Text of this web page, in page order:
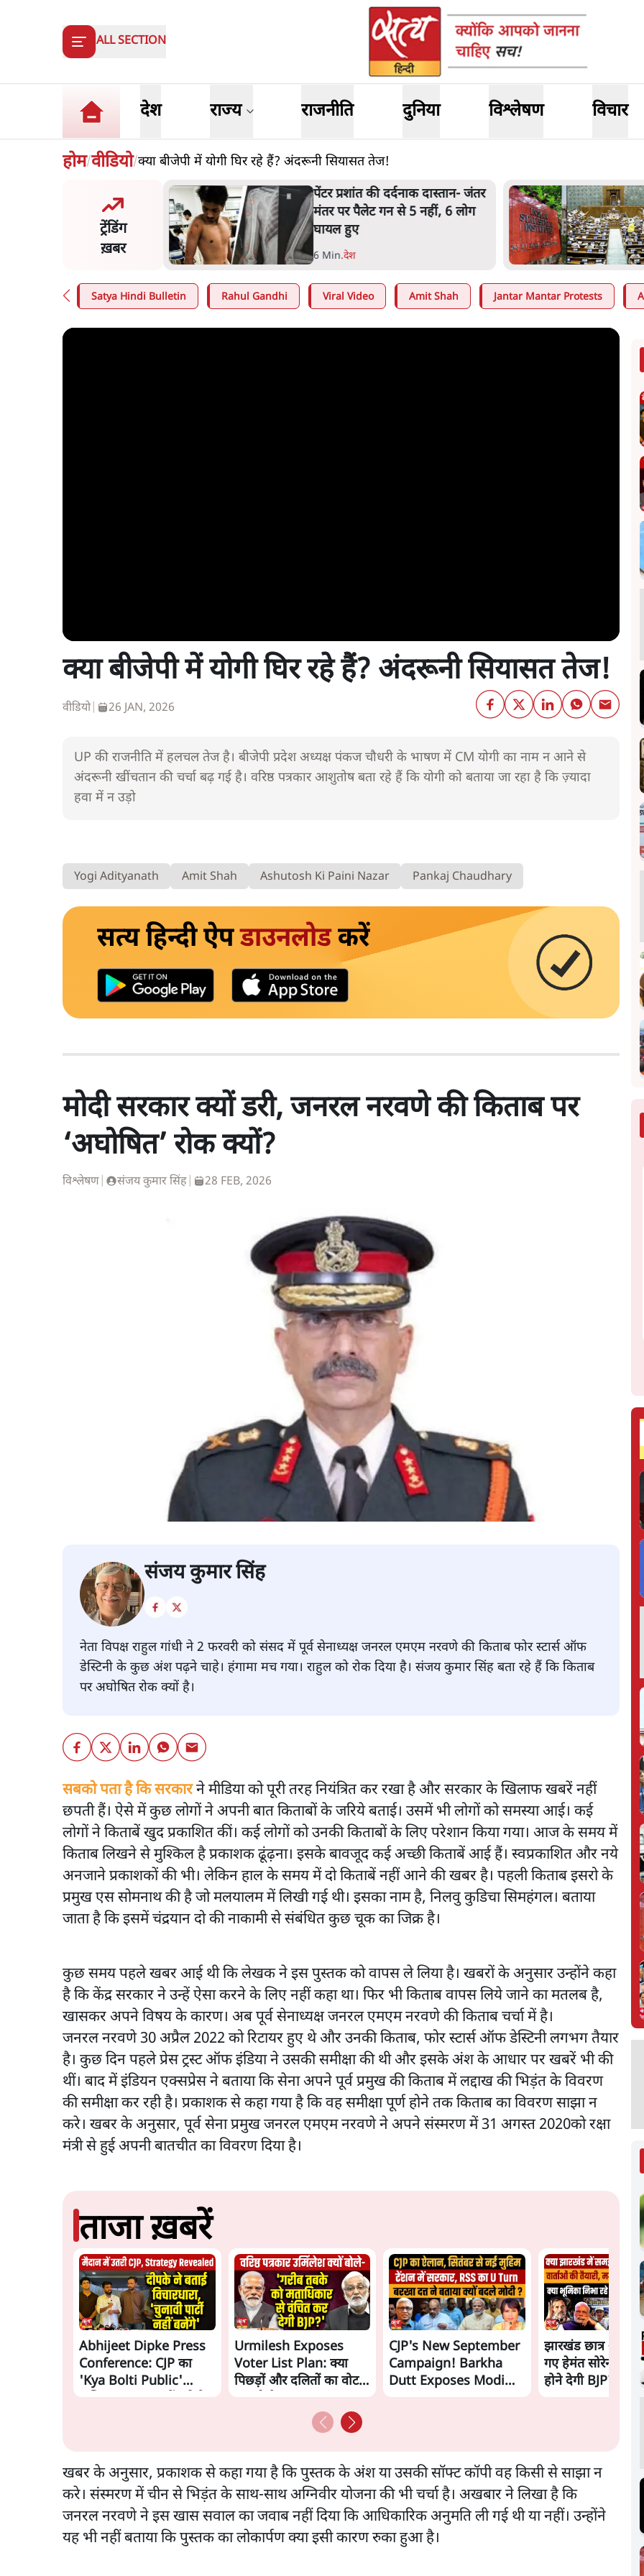
ALL SECTION
देश राज्य राजनीति दुनिया विश्लेषण विचार
होम/वीडियो/क्या बीजेपी में योगी घिर रहे हैं? अंदरूनी सियासत तेज!
ट्रेंडिंग
ख़बर
किया जा रहा है, पर मोदी-
बोलने की हिम्मत नहीं'- राहुल
पेंटर प्रशांत की दर्दनाक दास्तान- जंतर
मंतर पर पैलेट गन से 5 नहीं, 6 लोग
घायल हुए
6 Min.देश
Satya Hindi Bulletin Rahul Gandhi Viral Video Amit Shah Jantar Mantar Protests
क्या बीजेपी में योगी घिर रहे हैं? अंदरूनी सियासत तेज!
वीडियो| 26 JAN, 2026
UP की राजनीति में हलचल तेज है। बीजेपी प्रदेश अध्यक्ष पंकज चौधरी के भाषण में CM योगी का नाम न आने से
अंदरूनी खींचतान की चर्चा बढ़ गई है। वरिष्ठ पत्रकार आशुतोष बता रहे हैं कि योगी को बताया जा रहा है कि ज़्यादा
हवा में न उड़ो
Yogi Adityanath Amit Shah Ashutosh Ki Paini Nazar Pankaj Chaudhary
सत्य हिन्दी ऐपडाउनलोडकरें
मोदी सरकार क्यों डरी, जनरल नरवणे की किताब पर
‘अघोषित’ रोक क्यों?
विश्लेषण संजय कुमार सिंह 28 FEB, 2026
संजय कुमार सिंह
नेता विपक्ष राहुल गांधी ने 2 फरवरी को संसद में पूर्व सेनाध्यक्ष जनरल एमएम नरवणे की किताब फोर स्टार्स ऑफ
डेस्टिनी के कुछ अंश पढ़ने चाहे। हंगामा मच गया। राहुल को रोक दिया है। संजय कुमार सिंह बता रहे हैं कि किताब
पर अघोषित रोक क्यों है।
सबको पता है कि सरकारने मीडिया को पूरी तरह नियंत्रित कर रखा है और सरकार के खिलाफ खबरें नहीं
छपती हैं। ऐसे में कुछ लोगों ने अपनी बात किताबों के जरिये बताई। उसमें भी लोगों को समस्या आई। कई
लोगों ने किताबें खुद प्रकाशित कीं। कई लोगों को उनकी किताबों के लिए परेशान किया गया। आज के समय में
किताब लिखने से मुश्किल है प्रकाशक ढूंढ़ना। इसके बावजूद कई अच्छी किताबें आई हैं। स्वप्रकाशित और नये
अनजाने प्रकाशकों की भी। लेकिन हाल के समय में दो किताबें नहीं आने की खबर है। पहली किताब इसरो के
प्रमुख एस सोमनाथ की है जो मलयालम में लिखी गई थी। इसका नाम है, निलवु कुडिचा सिमहंगल। बताया
जाता है कि इसमें चंद्रयान दो की नाकामी से संबंधित कुछ चूक का जिक्र है।
कुछ समय पहले खबर आई थी कि लेखक ने इस पुस्तक को वापस ले लिया है। खबरों के अनुसार उन्होंने कहा
है कि केंद्र सरकार ने उन्हें ऐसा करने के लिए नहीं कहा था। फिर भी किताब वापस लिये जाने का मतलब है,
खासकर अपने विषय के कारण। अब पूर्व सेनाध्यक्ष जनरल एमएम नरवणे की किताब चर्चा में है।
जनरल नरवणे 30 अप्रैल 2022 को रिटायर हुए थे और उनकी किताब, फोर स्टार्स ऑफ डेस्टिनी लगभग तैयार
है। कुछ दिन पहले प्रेस ट्रस्ट ऑफ इंडिया ने उसकी समीक्षा की थी और इसके अंश के आधार पर खबरें भी की
थीं। बाद में इंडियन एक्सप्रेस ने बताया कि सेना अपने पूर्व प्रमुख की किताब में लद्दाख की भिड़ंत के विवरण
की समीक्षा कर रही है। प्रकाशक से कहा गया है कि वह समीक्षा पूर्ण होने तक किताब का विवरण साझा न
करे। खबर के अनुसार, पूर्व सेना प्रमुख जनरल एमएम नरवणे ने अपने संस्मरण में 31 अगस्त 2020को रक्षा
मंत्री से हुई अपनी बातचीत का विवरण दिया है।
ताजा ख़बरें
Abhijeet Dipke Press
Conference: CJP का
'Kya Bolti Public'
Urmilesh Exposes
Voter List Plan: क्या
पिछड़ों और दलितों का वोट
CJP's New September
Campaign! Barkha
Dutt Exposes Modi
झारखंड छात्र
गए हेमंत सोरेन,
होने देगी BJP?
खबर के अनुसार, प्रकाशक से कहा गया है कि पुस्तक के अंश या उसकी सॉफ्ट कॉपी वह किसी से साझा न
करे। संस्मरण में चीन से भिड़ंत के साथ-साथ अग्निवीर योजना की भी चर्चा है। अखबार ने लिखा है कि
जनरल नरवणे ने इस खास सवाल का जवाब नहीं दिया कि आधिकारिक अनुमति ली गई थी या नहीं। उन्होंने
यह भी नहीं बताया कि पुस्तक का लोकार्पण क्या इसी कारण रुका हुआ है।